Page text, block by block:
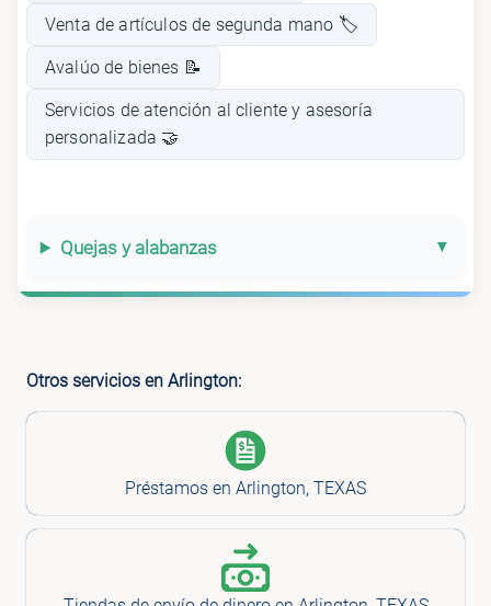
Venta de artículos de segunda mano 🏷️
Avalúo de bienes 📝
Servicios de atención al cliente y asesoría
personalizada 🤝
Quejas y alabanzas
Otros servicios en Arlington:
Préstamos en Arlington, TEXAS